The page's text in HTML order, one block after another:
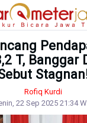
T, Banggar
Rofiq Kurdi
22 Sep 2025 21:34